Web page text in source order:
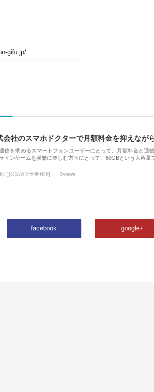
gifu.jp/
会社のスマホドクターで月額料金を抑えなが
信を求めるスマートフォンユーザーにとって、月額料金と通
インゲームを頻繁に楽しむ方々にとって、60GBという大容量
）][公認会計士事務所] 0views
facebook google+